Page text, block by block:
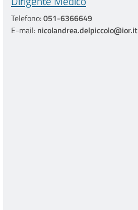
Telefono:051-6366649
E-mail: nicolandrea.delpiccolo@ior.it